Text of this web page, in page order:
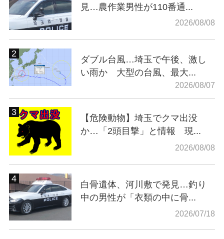
見…農作業男性が110番通...
2026/08/08
ダブル台風…埼玉で午後、激し
い雨か 大型の台風、最大...
2026/08/07
【危険動物】埼玉でクマ出没
か…「2頭目撃」と情報 現...
2026/08/08
白骨遺体、河川敷で発見…釣り
中の男性が「衣類の中に骨...
2026/07/18